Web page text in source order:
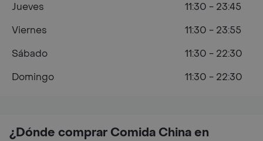
¿Dónde comprar Comida China en
Jueves
11:30 - 23:45
Viernes
11:30 - 23:55
Sábado
11:30 - 22:30
Domingo
11:30 - 22:30